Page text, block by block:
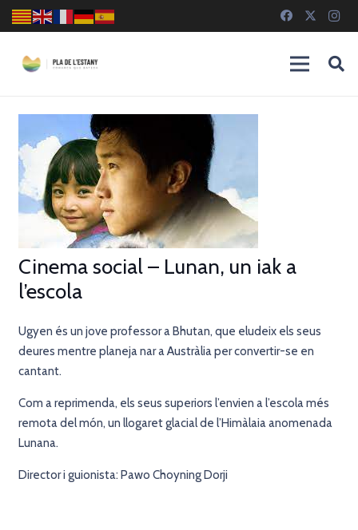
Cinema social – Lunan, un iak a
l’escola
Ugyen és un jove professor a Bhutan, que eludeix els seus
deures mentre planeja nar a Austràlia per convertir-se en
cantant.
Com a reprimenda, els seus superiors l’envien a l’escola més
remota del món, un llogaret glacial de l’Himàlaia anomenada
Lunana.
Director i guionista: Pawo Choyning Dorji